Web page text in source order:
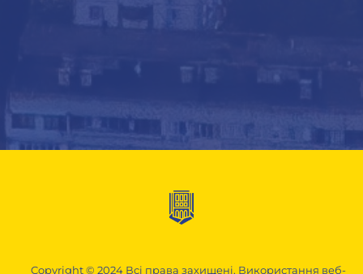
Copyright © 2024 Всі права захищені. Використання веб-